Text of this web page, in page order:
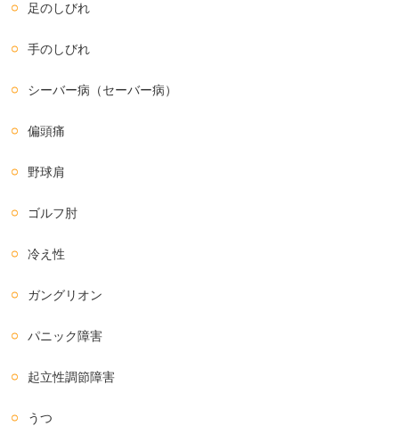
足のしびれ
手のしびれ
シーバー病（セーバー病）
偏頭痛
野球肩
ゴルフ肘
冷え性
ガングリオン
パニック障害
起立性調節障害
うつ